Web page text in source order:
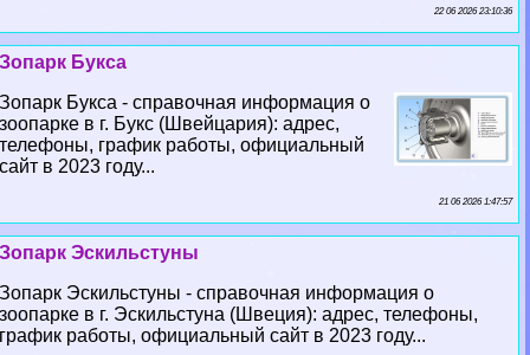
22 06 2026 23:10:36
Зопарк Букса
Зопарк Букса - справочная информация о
зоопарке в г. Букс (Швейцария): адрес,
телефоны, график работы, официальный
сайт в 2023 году...
21 06 2026 1:47:57
Зопарк Эскильстуны
Зопарк Эскильстуны - справочная информация о
зоопарке в г. Эскильстуна (Швеция): адрес, телефоны,
график работы, официальный сайт в 2023 году...